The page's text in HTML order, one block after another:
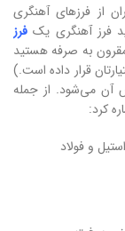
از فرزهای آهنگری
فرز آهنگری یک فرز
مقرون به صرفه هستید
قرار داده است.)
آن می‌شود. از جمله
کرد:
و فولاد